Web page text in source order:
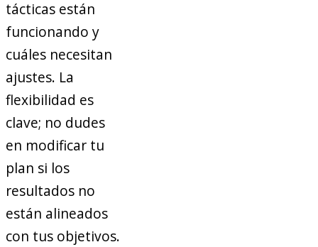
tácticas están
funcionando y
cuáles necesitan
ajustes. La
flexibilidad es
clave; no dudes
en modificar tu
plan si los
resultados no
están alineados
con tus objetivos.